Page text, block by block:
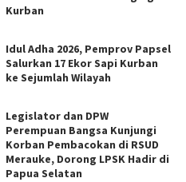
Kurban
Idul Adha 2026, Pemprov Papsel
Salurkan 17 Ekor Sapi Kurban
ke Sejumlah Wilayah
Legislator dan DPW
Perempuan Bangsa Kunjungi
Korban Pembacokan di RSUD
Merauke, Dorong LPSK Hadir di
Papua Selatan